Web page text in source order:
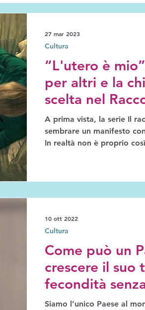
“L'utero è
per altri e la
scelta nel
A prima vista, la serie Il
sembrare un manifesto
In realtà non è proprio così
Cultura
27 mar 2023
Come può un
crescere il suo
fecondità
nell'incubo di
Siamo l’unico Paese al
Cultura
10 ott 2022